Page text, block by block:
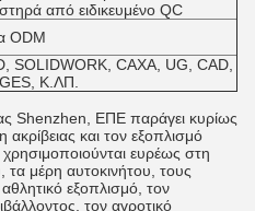
από ειδικευμένο QC
ODM
SOLIDWORK, CAXA, UG, CAD,
Κ.ΛΠ.
Shenzhen, ΕΠΕ παράγει κυρίως
και τον εξοπλισμό
ευρέως στη
τα μέρη αυτοκινήτου, τους
εξοπλισμό, τον
τον αγροτικό